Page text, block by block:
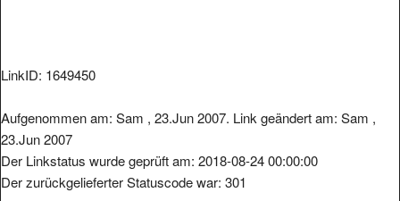
LinkID: 1649450
Aufgenommen am: Sam , 23.Jun 2007. Link geändert am: Sam ,
23.Jun 2007
Der Linkstatus wurde geprüft am: 2018-08-24 00:00:00
Der zurückgelieferter Statuscode war: 301